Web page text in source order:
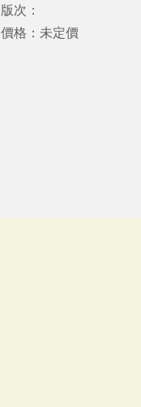
版次：
價格：未定價